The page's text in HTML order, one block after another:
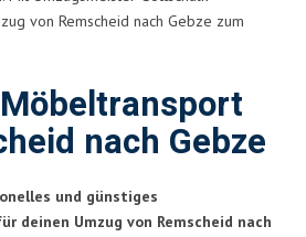
von Remscheid nach Gebze zum
nach Gebze
und günstiges
deinen Umzug von Remscheid nach